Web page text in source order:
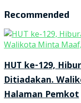
Recommended
HUT ke-129,
Ditiadakan.
Halaman Pemkot